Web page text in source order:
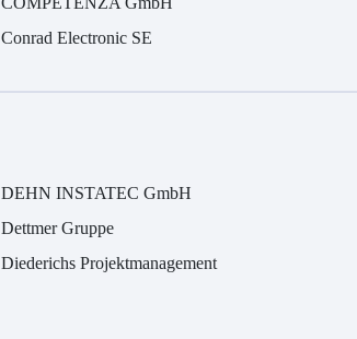
Conrad Electronic SE
DEHN INSTATEC GmbH
Dettmer Gruppe
Diederichs Projektmanagement